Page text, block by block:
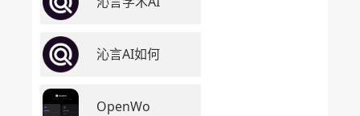
沁言AI如何
OpenWo